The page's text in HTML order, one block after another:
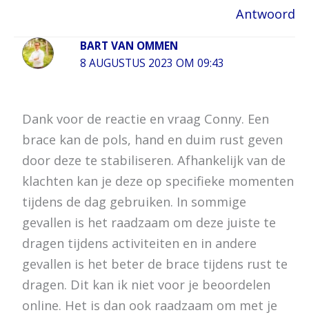
Antwoord
BART VAN OMMEN
8 AUGUSTUS 2023 OM 09:43
Dank voor de reactie en vraag Conny. Een
brace kan de pols, hand en duim rust geven
door deze te stabiliseren. Afhankelijk van de
klachten kan je deze op specifieke momenten
tijdens de dag gebruiken. In sommige
gevallen is het raadzaam om deze juiste te
dragen tijdens activiteiten en in andere
gevallen is het beter de brace tijdens rust te
dragen. Dit kan ik niet voor je beoordelen
online. Het is dan ook raadzaam om met je